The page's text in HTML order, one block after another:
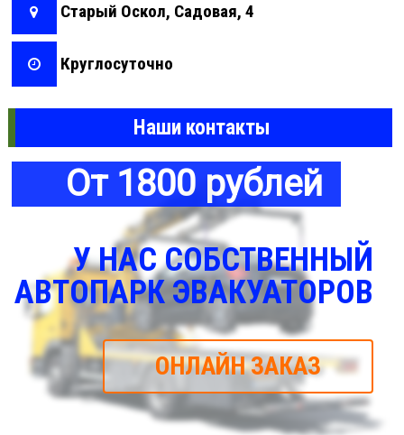
Старый Оскол, Садовая, 4
Круглосуточно
Наши контакты
От 1800 рублей
У НАС СОБСТВЕННЫЙ
АВТОПАРК ЭВАКУАТОРОВ
ОНЛАЙН ЗАКАЗ